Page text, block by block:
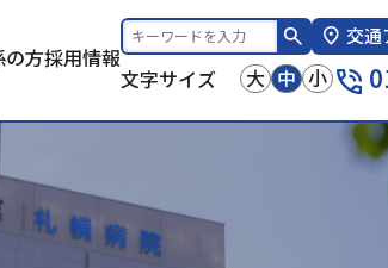
の方採用情報
交通
文字サイズ 大 中 小